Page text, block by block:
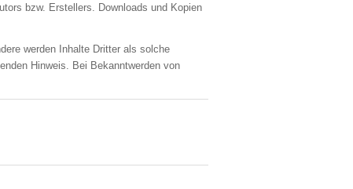
bzw. Erstellers. Downloads und Kopien
werden Inhalte Dritter als solche
Hinweis. Bei Bekanntwerden von